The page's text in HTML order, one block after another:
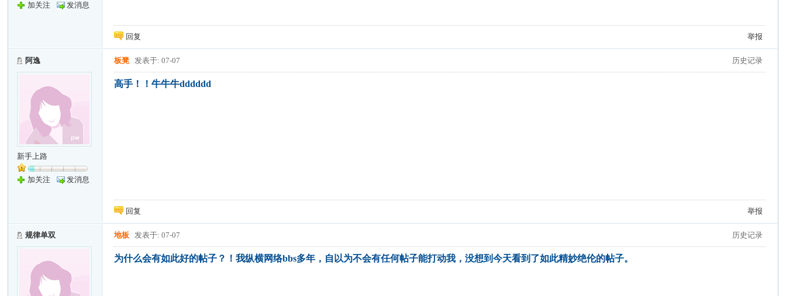
加关注 发消息
回复 举报
阿逸
新手上路
加关注 发消息
历史记录
板凳 发表于: 07-07
高手！！牛牛牛dddddd
回复 举报
规律单双 历史记录
地板 发表于: 07-07
为什么会有如此好的帖子？！我纵横网络bbs多年，自以为不会有任何帖子能打动我，没想到今天看到了如此精妙绝伦的帖子。